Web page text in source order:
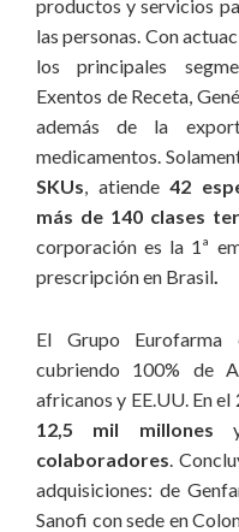
permanente el diálogo,
5. Empreendedorismo:
nuevas y mejores formas
áreas, más allá de la
I+D, nuestros
mantienen el
6. Ética:
en conformidad
ética y la transparencia
realizadas en la
7. Igualdad
favorable e imparcial en
establecimos
productos y servicios
las personas. Con
los principales
Exentos de Receta,
además de la
medicamentos.
SKUs, atiende 42
más de 140 clases
corporación es la 1ª
prescripción en Brasil.
El Grupo Eurofarma
cubriendo 100% de
africanos y EE.UU. En
12,5 mil millones
colaboradores.
adquisiciones: de
Sanofi con sede en